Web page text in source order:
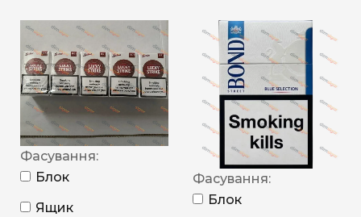
Фасування:
Блок
Ящик
Фасування:
Блок